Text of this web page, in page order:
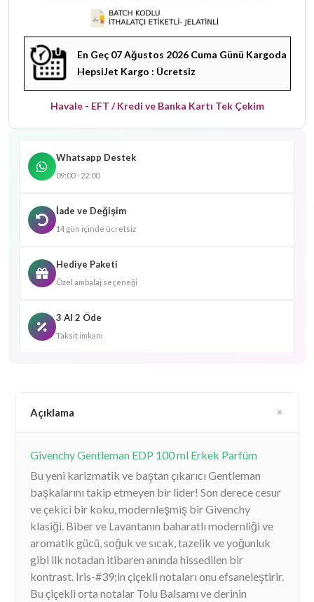
En Geç 07 Ağustos 2026 Cuma Günü Kargoda
HepsiJet Kargo : Ücretsiz
Havale - EFT / Kredi ve Banka Kartı Tek Çekim
Whatsapp Destek
09:00 - 22:00
İade ve Değişim
14 gün içinde ücretsiz
Hediye Paketi
Özel ambalaj seçeneği
3 Al 2 Öde
Taksit imkanı
Açıklama
Givenchy Gentleman EDP 100 ml Erkek Parfüm
Bu yeni karizmatik ve baştan çıkarıcı Gentleman
başkalarını takip etmeyen bir lider! Son derece cesur
ve çekici bir koku, modernleşmiş bir Givenchy
klasiği. Biber ve Lavantanın baharatlı modernliği ve
aromatik gücü, soğuk ve sıcak, tazelik ve yoğunluk
gibi ilk notadan itibaren anında hissedilen bir
kontrast. Iris-#39;in çiçekli notaları onu efsaneleştirir.
Bu çiçekli orta notalar Tolu Balsamı ve derinin